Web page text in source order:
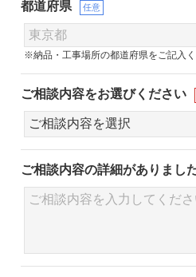
都道府県 任意
※納品・工事場所の都道府県をご記入
ご相談内容をお選びください
ご相談内容の詳細がありまし